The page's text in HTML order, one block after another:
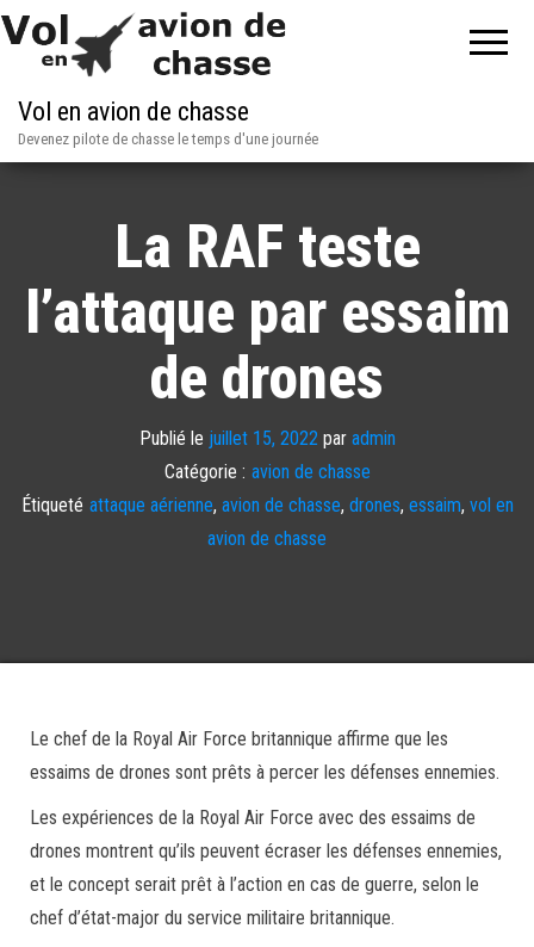
Vol en avion de chasse
Devenez pilote de chasse le temps d'une journée
La RAF teste
l’attaque par essaim
de drones
Publié le juillet 15, 2022 par admin
Catégorie : avion de chasse
Étiqueté attaque aérienne, avion de chasse, drones, essaim, vol en
avion de chasse
Le chef de la Royal Air Force britannique affirme que les
essaims de drones sont prêts à percer les défenses ennemies.
Les expériences de la Royal Air Force avec des essaims de
drones montrent qu’ils peuvent écraser les défenses ennemies,
et le concept serait prêt à l’action en cas de guerre, selon le
chef d’état-major du service militaire britannique.